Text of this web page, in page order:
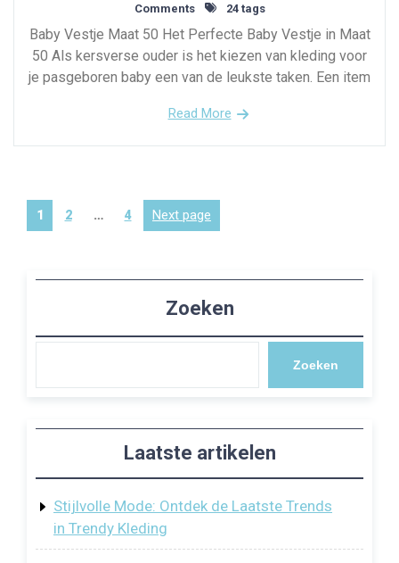
Comments
24 tags
Baby Vestje Maat 50 Het Perfecte Baby Vestje in Maat
50 Als kersverse ouder is het kiezen van kleding voor
je pasgeboren baby een van de leukste taken. Een item
Read More
Berichten
Page
1 2 … 4 Next page
Zoeken
Zoeken
Laatste artikelen
Stijlvolle Mode: Ontdek de Laatste Trends
in Trendy Kleding